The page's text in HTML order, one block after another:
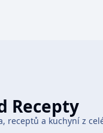
Recepty
receptů a kuchyní z